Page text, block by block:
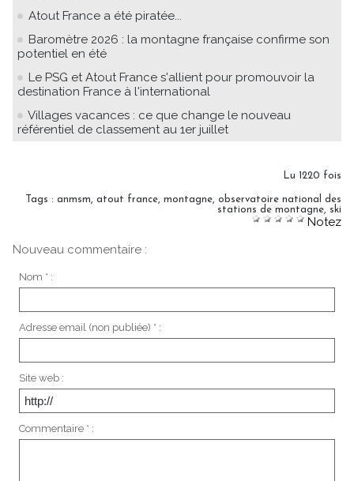
Atout France a été piratée...
Baromètre 2026 : la montagne française confirme son
potentiel en été
Le PSG et Atout France s'allient pour promouvoir la
destination France à l'international
Villages vacances : ce que change le nouveau
référentiel de classement au 1er juillet
Lu 1220 fois
Tags : anmsm atout france montagne observatoire national des
stations de montagne
ski
Notez
Nouveau commentaire :
Nom * :
Adresse email (non publiée) * :
Site web :
Commentaire * :